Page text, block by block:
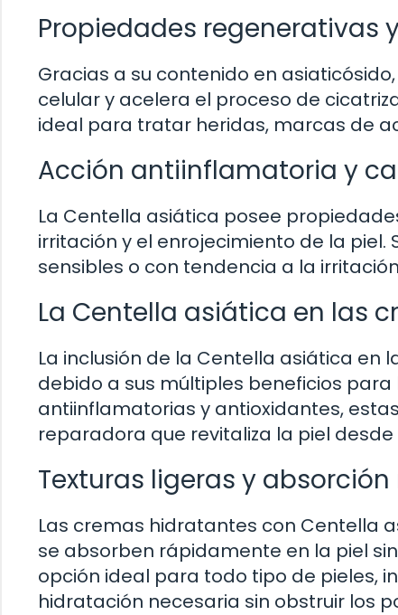
Propiedades regenerativas
Gracias a su contenido en
celular y acelera el proceso de
ideal para tratar heridas, marcas de
Acción antiinflamatoria y
La Centella asiática posee
irritación y el enrojecimiento de la
sensibles o con tendencia a la
La Centella asiática en las
La inclusión de la Centella asiática
debido a sus múltiples beneficios
antiinflamatorias y antioxidantes,
reparadora que revitaliza la piel desde
Texturas ligeras y
Las cremas hidratantes con Centella
se absorben rápidamente en la piel
opción ideal para todo tipo de pieles,
hidratación necesaria sin obstruir los